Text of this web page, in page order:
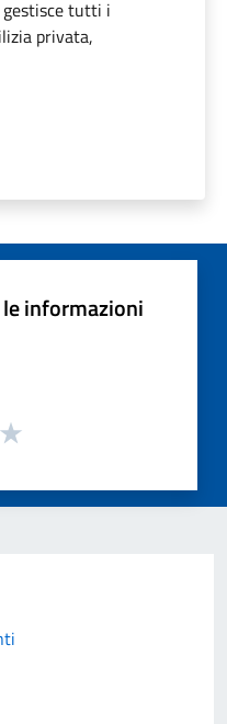
gestisce tutti i
privata,
informazioni